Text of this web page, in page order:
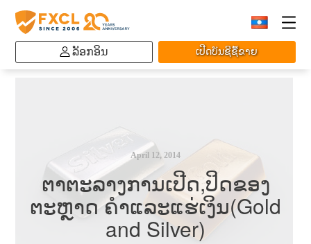
ລັອກອິນ ເປີດບັນຊີຊື້ຂາຍ
April 12, 2014
ຕາຕະລາງການເປີດ,ປິດຂອງ
ຕະຫຼາດ ຄຳແລະແຮ່ເງິນ(Gold
and Silver)